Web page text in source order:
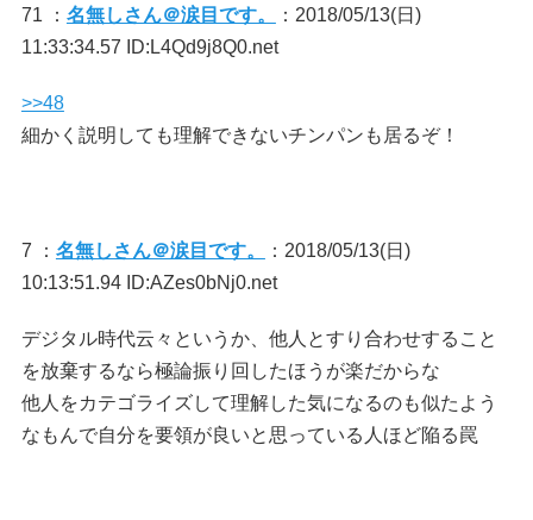
71 ： 名無しさん＠涙目です。
：2018/05/13(日)
11:33:34.57 ID:L4Qd9j8Q0.net
>>48
細かく説明しても理解できないチンパンも居るぞ！
7 ： 名無しさん＠涙目です。
：2018/05/13(日)
10:13:51.94 ID:AZes0bNj0.net
デジタル時代云々というか、他人とすり合わせすること
を放棄するなら極論振り回したほうが楽だからな
他人をカテゴライズして理解した気になるのも似たよう
なもんで自分を要領が良いと思っている人ほど陥る罠